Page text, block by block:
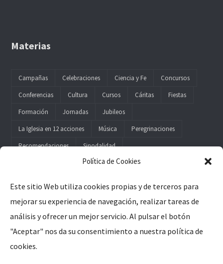
Política de Cookies
Este sitio Web utiliza cookies propias y de terceros para
mejorar su experiencia de navegación, realizar tareas de
análisis y ofrecer un mejor servicio. Al pulsar el botón
"Aceptar" nos da su consentimiento a nuestra política de
cookies.
Materias
Campañas Celebraciones Ciencia y Fe
Concursos
Conferencias
Cultura Cursos Cáritas
Fiestas
Formación
Jornadas
Jubileos
La Iglesia en 12 acciones
Música
Peregrinaciones
Recomendaciones
Sinodalidad
Legal
Aviso Legal
Política de Privacidad